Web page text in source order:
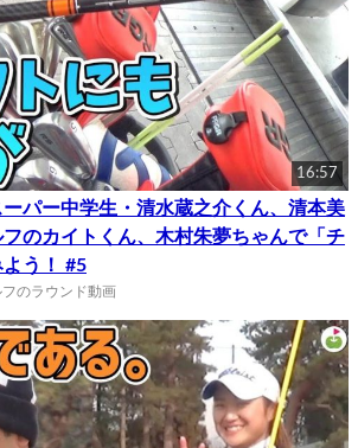
16:57
パー中学生・清水蔵之介くん、清本美
のカイトくん、木村朱夢ちゃんで「チ
う！ #5
フのラウンド動画